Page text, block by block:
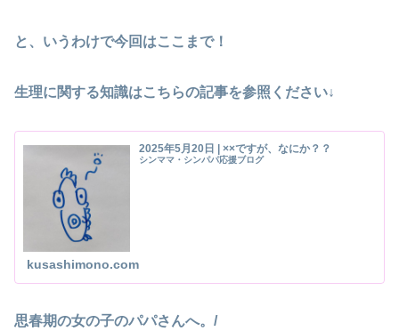
と、いうわけで今回はここまで！
生理に関する知識はこちらの記事を参照ください↓
2025年5月20日 | ××ですが、なにか？？
シンママ・シンパパ応援ブログ
kusashimono.com
思春期の女の子のパパさんへ。/